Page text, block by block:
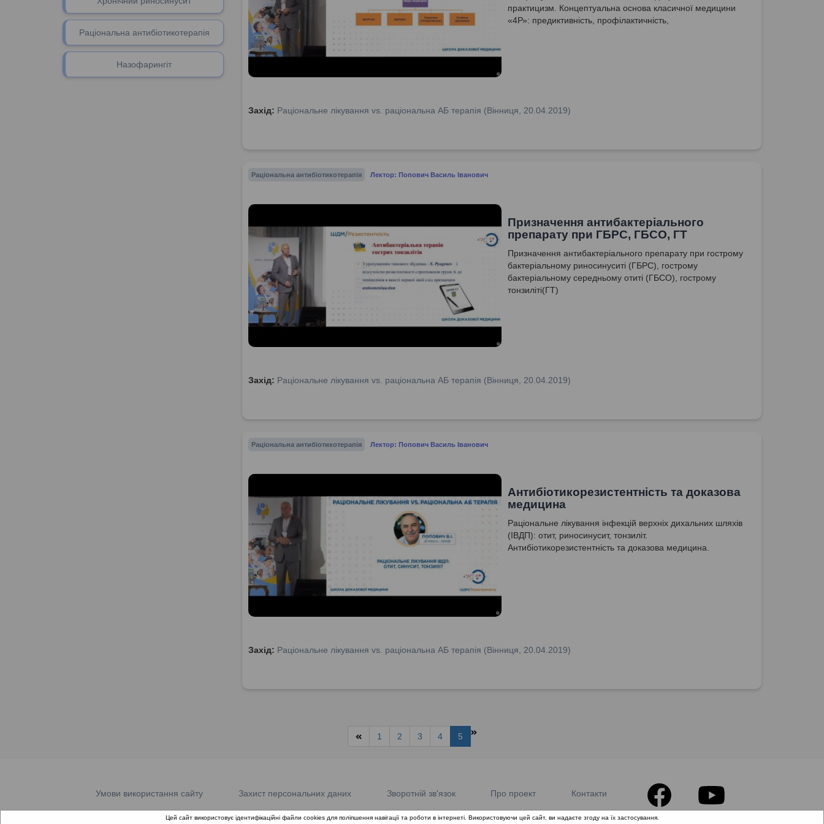
Раціональна антибіотикотерапія
Назофарингіт
практицизм. Концептуальна основа класичної медицини
«4Р»: предиктивність, профілактичність,
Захід: Раціональне лікування vs. раціональна АБ терапія (Вінниця, 20.04.2019)
Раціональна антибіотикотерапія Лектор: Попович Василь Іванович
Призначення антибактеріального
препарату при ГБРС, ГБСО, ГТ
Призначення антибактеріального препарату при гострому
бактеріальному риносинуситі (ГБРС), гострому
бактеріальному середньому отиті (ГБСО), гострому
тонзиліті(ГТ)
Захід: Раціональне лікування vs. раціональна АБ терапія (Вінниця, 20.04.2019)
Раціональна антибіотикотерапія Лектор: Попович Василь Іванович
Антибіотикорезистентність та доказова
медицина
Раціональне лікування інфекцій верхніх дихальних шляхів
(ІВДП): отит, риносинусит, тонзиліт.
Антибіотикорезистентність та доказова медицина.
Захід: Раціональне лікування vs. раціональна АБ терапія (Вінниця, 20.04.2019)
1 2 3 4 5
Умови використання сайту Захист персональних даних Зворотній зв'язок Про проект Контакти
Цей сайт використовує ідентифікаційні файли cookies для поліпшення навігації та роботи в інтернеті. Використовуючи цей сайт, ви надаєте згоду на їх застосування.